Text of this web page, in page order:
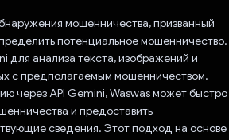
мошенничества, призванный
потенциальное мошенничество.
для анализа текста, изображений и
с предполагаемым мошенничеством.
через API Gemini, Waswas может быстро
и предоставить
сведения. Этот подход на основе